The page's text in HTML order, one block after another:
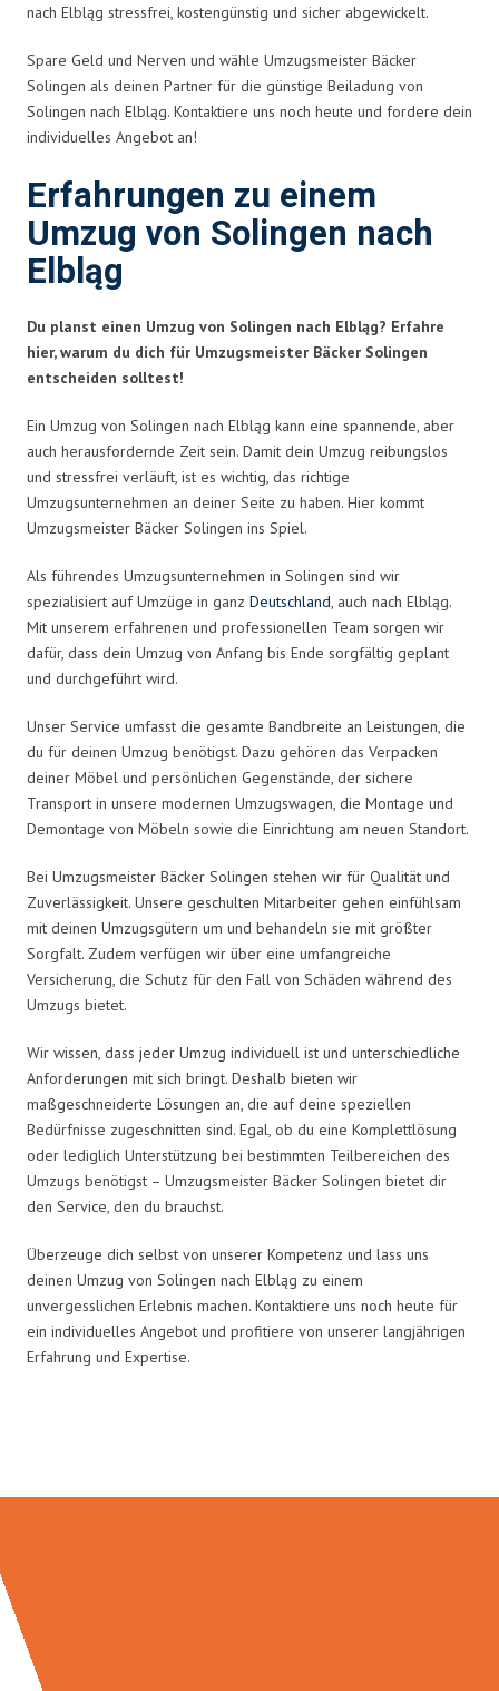
nach Elbląg stressfrei, kostengünstig und sicher abgewickelt.
Spare Geld und Nerven und wähle Umzugsmeister Bäcker
Solingen als deinen Partner für die günstige Beiladung von
Solingen nach Elbląg. Kontaktiere uns noch heute und fordere dein
individuelles Angebot an!
Erfahrungen zu einem
Umzug von Solingen nach
Elbląg
Du planst einen Umzug von Solingen nach Elbląg? Erfahre
hier, warum du dich für Umzugsmeister Bäcker Solingen
entscheiden solltest!
Ein Umzug von Solingen nach Elbląg kann eine spannende, aber
auch herausfordernde Zeit sein. Damit dein Umzug reibungslos
und stressfrei verläuft, ist es wichtig, das richtige
Umzugsunternehmen an deiner Seite zu haben. Hier kommt
Umzugsmeister Bäcker Solingen ins Spiel.
Als führendes Umzugsunternehmen in Solingen sind wir
spezialisiert auf Umzüge in ganz Deutschland, auch nach Elbląg.
Mit unserem erfahrenen und professionellen Team sorgen wir
dafür, dass dein Umzug von Anfang bis Ende sorgfältig geplant
und durchgeführt wird.
Unser Service umfasst die gesamte Bandbreite an Leistungen, die
du für deinen Umzug benötigst. Dazu gehören das Verpacken
deiner Möbel und persönlichen Gegenstände, der sichere
Transport in unsere modernen Umzugswagen, die Montage und
Demontage von Möbeln sowie die Einrichtung am neuen Standort.
Bei Umzugsmeister Bäcker Solingen stehen wir für Qualität und
Zuverlässigkeit. Unsere geschulten Mitarbeiter gehen einfühlsam
mit deinen Umzugsgütern um und behandeln sie mit größter
Sorgfalt. Zudem verfügen wir über eine umfangreiche
Versicherung, die Schutz für den Fall von Schäden während des
Umzugs bietet.
Wir wissen, dass jeder Umzug individuell ist und unterschiedliche
Anforderungen mit sich bringt. Deshalb bieten wir
maßgeschneiderte Lösungen an, die auf deine speziellen
Bedürfnisse zugeschnitten sind. Egal, ob du eine Komplettlösung
oder lediglich Unterstützung bei bestimmten Teilbereichen des
Umzugs benötigst – Umzugsmeister Bäcker Solingen bietet dir
den Service, den du brauchst.
Überzeuge dich selbst von unserer Kompetenz und lass uns
deinen Umzug von Solingen nach Elbląg zu einem
unvergesslichen Erlebnis machen. Kontaktiere uns noch heute für
ein individuelles Angebot und profitiere von unserer langjährigen
Erfahrung und Expertise.